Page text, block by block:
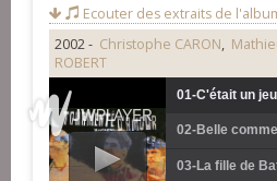
Ecouter des extraits de
2002 - Christophe CARON,
ROBERT
01-C'était un
02-Belle
03-La fille de